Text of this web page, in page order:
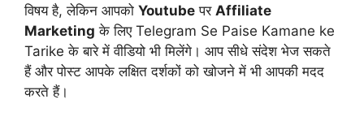
विषय है, लेकिन आपको Youtube पर Affiliate
Marketing के लिए Telegram Se Paise Kamane ke
Tarike के बारे में वीडियो भी मिलेंगे। आप सीधे संदेश भेज सकते
हैं और पोस्ट आपके लक्षित दर्शकों को खोजने में भी आपकी मदद
करते हैं।